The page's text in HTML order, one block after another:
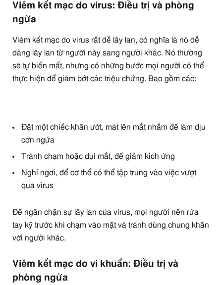
Viêm kết mạc do virus: Điều trị và phòng
ngừa
Viêm kết mạc do virus rất dễ lây lan, có nghĩa là nó dễ
dàng lây lan từ người này sang người khác. Nó thường
sẽ tự biến mất, nhưng có những bước mọi người có thể
thực hiện để giảm bớt các triệu chứng. Bao gồm các:
Đặt một chiếc khăn ướt, mát lên mắt nhắm để làm dịu
cơn ngứa
Tránh chạm hoặc dụi mắt, để giảm kích ứng
Nghỉ ngơi, để cơ thể có thể tập trung vào việc vượt
qua virus
Để ngăn chặn sự lây lan của virus, mọi người nên rửa
tay kỹ trước khi chạm vào mặt và tránh dùng chung khăn
với người khác.
Viêm kết mạc do vi khuẩn: Điều trị và
phòng ngừa